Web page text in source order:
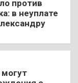
против
в неуплате
могут